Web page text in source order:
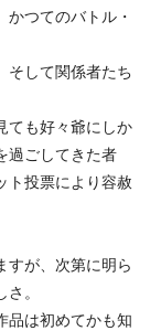
つてのバトル・
そして関係者たち
ても好々爺にしか
過ごしてきた者
投票により容赦
すが、次第に明ら
。
品は初めてかも知